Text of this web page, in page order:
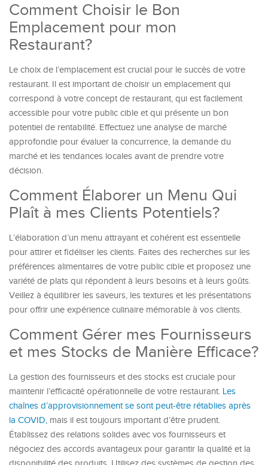
Comment Choisir le Bon
Emplacement pour mon
Restaurant?
Le choix de l’emplacement est crucial pour le succès de votre
restaurant. Il est important de choisir un emplacement qui
correspond à votre concept de restaurant, qui est facilement
accessible pour votre public cible et qui présente un bon
potentiel de rentabilité. Effectuez une analyse de marché
approfondie pour évaluer la concurrence, la demande du
marché et les tendances locales avant de prendre votre
décision.
Comment Élaborer un Menu Qui
Plaît à mes Clients Potentiels?
L’élaboration d’un menu attrayant et cohérent est essentielle
pour attirer et fidéliser les clients. Faites des recherches sur les
préférences alimentaires de votre public cible et proposez une
variété de plats qui répondent à leurs besoins et à leurs goûts.
Veillez à équilibrer les saveurs, les textures et les présentations
pour offrir une expérience culinaire mémorable à vos clients.
Comment Gérer mes Fournisseurs
et mes Stocks de Manière Efficace?
La gestion des fournisseurs et des stocks est cruciale pour
maintenir l’efficacité opérationnelle de votre restaurant. Les
chaînes d’approvisionnement se sont peut-être rétablies après
la COVID, mais il est toujours important d’être prudent.
Établissez des relations solides avec vos fournisseurs et
négociez des accords avantageux pour garantir la qualité et la